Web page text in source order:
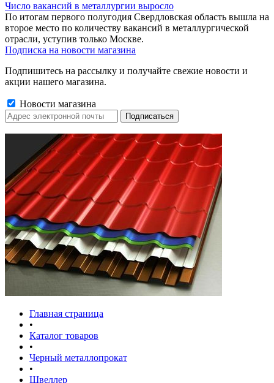
Число вакансий в металлургии выросло
По итогам первого полугодия Свердловская область вышла на
второе место по количеству вакансий в металлургической
отрасли, уступив только Москве.
Подписка на новости магазина
Подпишитесь на рассылку и получайте свежие новости и
акции нашего магазина.
Новости магазина
Главная страница
•
Каталог товаров
•
Черный металлопрокат
•
Швеллер